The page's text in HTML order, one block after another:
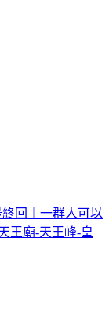
回｜一群人可以
王廟-天王峰-皇